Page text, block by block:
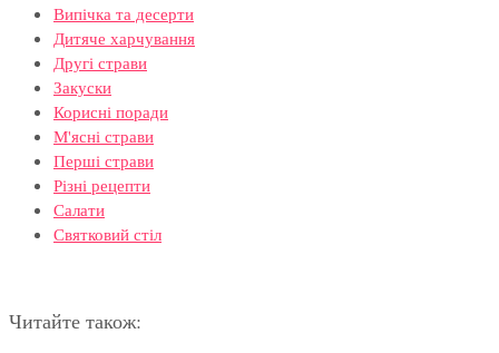
Випічка та десерти
Дитяче харчування
Другі страви
Закуски
Корисні поради
М'ясні страви
Перші страви
Різні рецепти
Салати
Святковий стіл
Читайте також: